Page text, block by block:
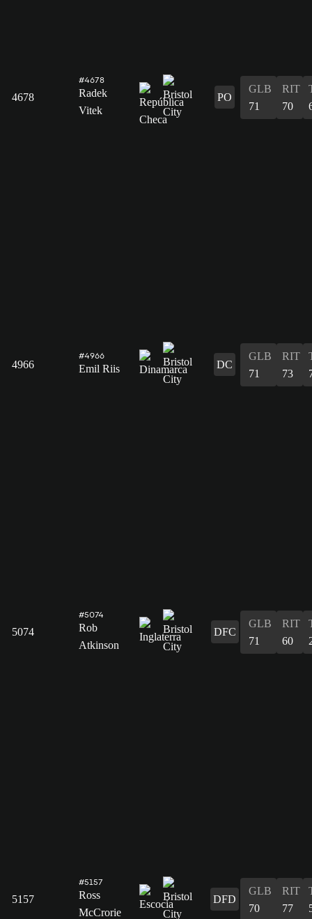
4678
#4678
Radek
Vitek
PO
GLB
71
RIT
70
4966
#4966
Emil Riis DC
GLB
71
RIT
73
5074
#5074
Rob
Atkinson
DFC
GLB
71
RIT
60
5157
#5157
Ross
McCrorie
DFD
GLB
70
RIT
77